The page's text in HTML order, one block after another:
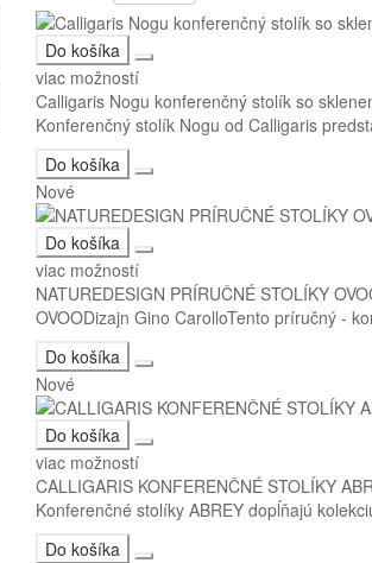
Do košíka
viac možností
Calligaris Nogu konferenčný stolík so
Konferenčný stolík Nogu od Calligaris
Do košíka
Nové
Do košíka
viac možností
NATUREDESIGN PRÍRUČNÉ STOLÍKY
OVOODizajn Gino CarolloTento príručný -
Do košíka
Nové
Do košíka
viac možností
CALLIGARIS KONFERENČNÉ STOLÍKY
Konferenčné stolíky ABREY dopĺňajú
Do košíka